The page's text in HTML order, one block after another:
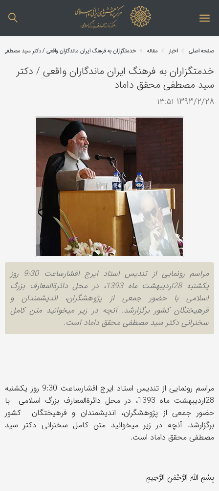
صفحه اصلی اخبار مقاله خدمتگزاران به فرهنگ ایران ماندگاران واقعی / دکتر سید
خدمتگزاران به فرهنگ ایران ماندگاران واقعی / دکتر
سید مصطفی محقق داماد
1393/2/28 ۱۳:۵۱
مراسم رونمایی از تندیس استاد ایرج افشارساعت 9:30 روز
یکشنبه 28اردیبهشت ماه 1393، در محل دائرةالمعارف بزرگ
اسلامی با حضور جمعی از پژوهشگران، اندیشمندان و
فرهیختگان کشور برگزارشد. آنچه در زیر میخوانید متن کامل
سخنرانی دکتر سید مصطفی محقق داماد است.
مراسم رونمایی از تندیس استاد ایرج افشارساعت 9:30 روز یکشنبه
28اردیبهشت ماه 1393، در محل دائرةالمعارف بزرگ اسلامی با
حضور جمعی از پژوهشگران، اندیشمندان و فرهیختگان کشور
برگزارشد. آنچه در زیر میخوانید متن کامل سخنرانی دکتر سید
مصطفی محقق داماد است.
بِسْمِ اللَّهِ الرَّحْمَنِ الرَّحِيمِ